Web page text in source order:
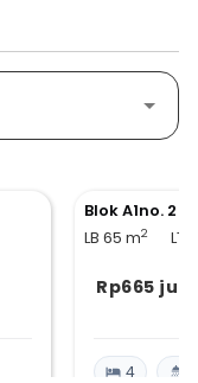
Blok A1no. 2
LB 65 m2 LT
Rp665 juta
4